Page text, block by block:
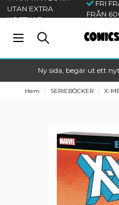
UTAN EXTRA
KOSTNAD
FRI
FRÅN
Ny sida, begär ut ett
Hem SERIEBÖCKER X-